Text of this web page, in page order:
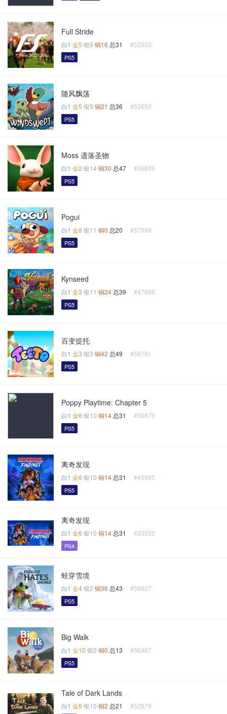
Full Stride
白1 金5 银9 铜16 总31 #52533
PS5
随风飘荡
白1 金5 银9 铜21 总36 #53650
PS5
Moss 遗落圣物
白1 金2 银14 铜30 总47 #56805
PS5
Pogui
白1 金8 银11 铜0 总20 #57588
PS5
Kynseed
白1 金3 银11 铜24 总39 #47866
PS5
百变提托
白1 金3 银3 铜42 总49 #59761
PS5
Poppy Playtime: Chapter 5
白1 金6 银10 铜14 总31 #59879
PS5
离奇发现
白1 金6 银10 铜14 总31 #45995
PS5
离奇发现
白1 金6 银10 铜14 总31 #33532
PS4
蛙穿雪境
白1 金4银2 铜36 总43 #59927
PS5
Big Walk
白1 金10 银2 铜0 总13 #56487
PS5
Tale of Dark Lands
白1 金8 银10 铜2 总21 #52879